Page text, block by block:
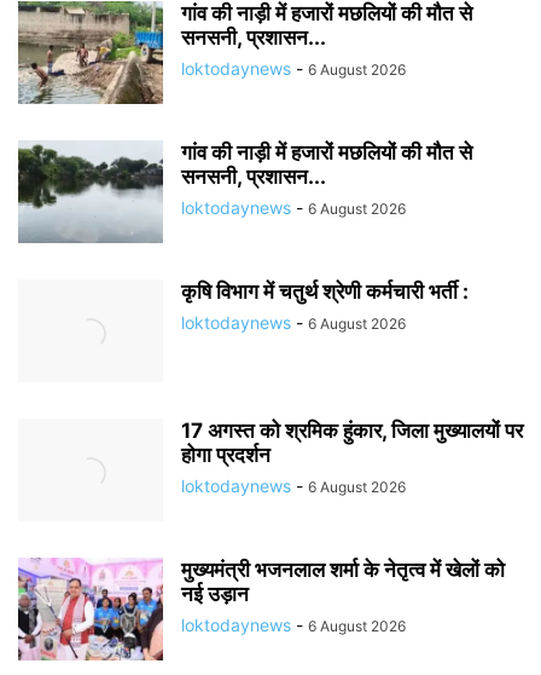
गांव की नाड़ी में हजारों मछलियों की मौत से
सनसनी, प्रशासन...
loktodaynews - 6 August 2026
गांव की नाड़ी में हजारों मछलियों की मौत से
सनसनी, प्रशासन...
loktodaynews - 6 August 2026
कृषि विभाग में चतुर्थ श्रेणी कर्मचारी भर्ती :
loktodaynews - 6 August 2026
17 अगस्त को श्रमिक हुंकार, जिला मुख्यालयों पर
होगा प्रदर्शन
loktodaynews - 6 August 2026
मुख्यमंत्री भजनलाल शर्मा के नेतृत्व में खेलों को
नई उड़ान
loktodaynews - 6 August 2026